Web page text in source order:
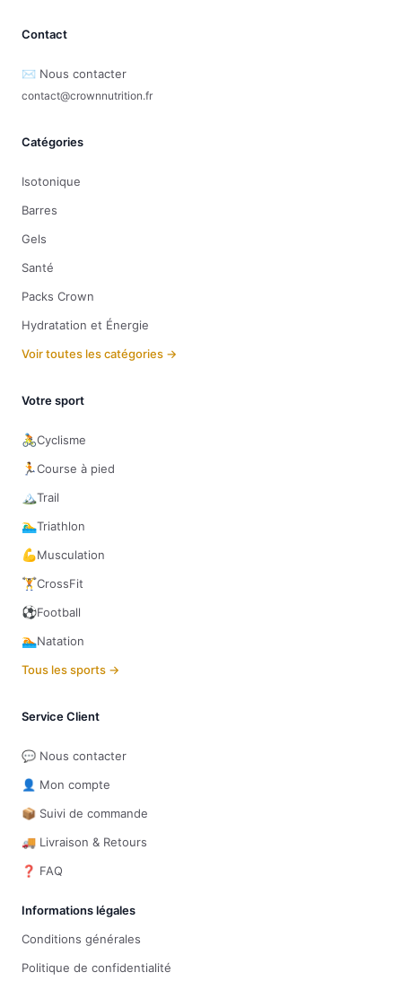
Contact
✉️ Nous contacter
contact@crownnutrition.fr
Catégories
Isotonique
Barres
Gels
Santé
Packs Crown
Hydratation et Énergie
Voir toutes les catégories →
Votre sport
🚴Cyclisme
🏃Course à pied
🏔️Trail
🏊‍♂️Triathlon
💪Musculation
🏋️CrossFit
⚽Football
🏊Natation
Tous les sports →
Service Client
💬 Nous contacter
👤 Mon compte
📦 Suivi de commande
🚚 Livraison & Retours
❓ FAQ
Informations légales
Conditions générales
Politique de confidentialité